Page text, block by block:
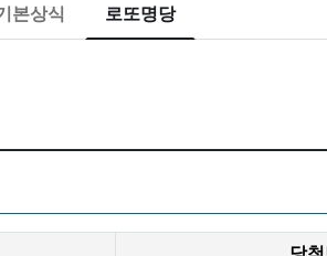
본상식 로또명당